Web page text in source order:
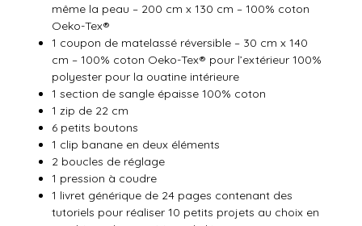
même la peau – 200 cm x 130 cm – 100% coton
Oeko-Tex®
1 coupon de matelassé réversible – 30 cm x 140
cm – 100% coton Oeko-Tex® pour l’extérieur 100%
polyester pour la ouatine intérieure
1 section de sangle épaisse 100% coton
1 zip de 22 cm
6 petits boutons
1 clip banane en deux éléments
2 boucles de réglage
1 pression à coudre
1 livret générique de 24 pages contenant des
tutoriels pour réaliser 10 petits projets au choix en